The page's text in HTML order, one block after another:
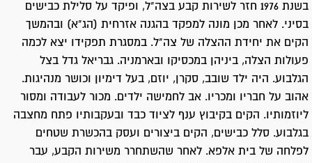
בשנת 1976 חזר לשירות קבע בצה"ל, ופיקד על סלילת כבישים
בסיני. לאחר מכן מונה למפקד בהגנה אזרחית (הג"א) ובהמשך
הקים את יחידת ההצלה של צה"ל. במסגרת תפקידו יצא לכמה
פעולות הצלה, ביניהן במכסיקו ובארמניה. גבריאל גדל בצל
הגלבוע. היה ילד שובב, סקרן, יוזם, בעל דימיון וכושר מנהיגות.
אהוב על חבריו ומכריו. אב לחמישה ילדים. מכור לעבודה ומסור
ליוזמותיו. הקים בקיבוץ ענף לציוד כבד ובעקבותיו פתח מחצבה
בגלבוע. סלל כבישים, הקים ביצורים ועסק בהכשרת שטחים
לפלחה של בית אלפא. לאחר שהשתחרר משירות הקבע, עבר